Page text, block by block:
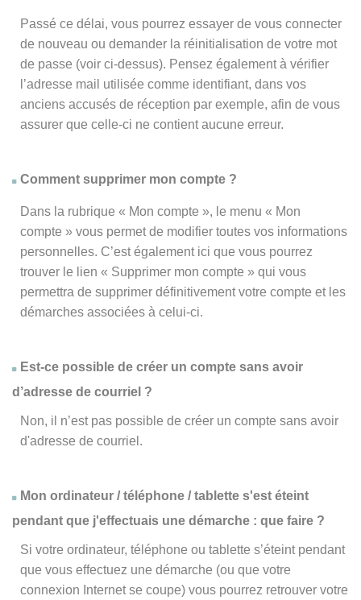
Passé ce délai, vous pourrez essayer de vous connecter
de nouveau ou demander la réinitialisation de votre mot
de passe (voir ci-dessus). Pensez également à vérifier
l’adresse mail utilisée comme identifiant, dans vos
anciens accusés de réception par exemple, afin de vous
assurer que celle-ci ne contient aucune erreur.
Comment supprimer mon compte ?
Dans la rubrique « Mon compte », le menu « Mon
compte » vous permet de modifier toutes vos informations
personnelles. C’est également ici que vous pourrez
trouver le lien « Supprimer mon compte » qui vous
permettra de supprimer définitivement votre compte et les
démarches associées à celui-ci.
Est-ce possible de créer un compte sans avoir
d’adresse de courriel ?
Non, il n’est pas possible de créer un compte sans avoir
d'adresse de courriel.
Mon ordinateur / téléphone / tablette s'est éteint
pendant que j'effectuais une démarche : que faire ?
Si votre ordinateur, téléphone ou tablette s’éteint pendant
que vous effectuez une démarche (ou que votre
connexion Internet se coupe) vous pourrez retrouver votre